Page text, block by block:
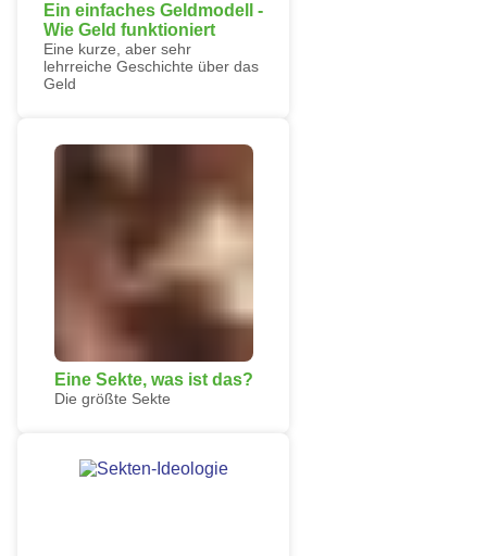
Ein einfaches Geldmodell -
Wie Geld funktioniert
Eine kurze, aber sehr
lehrreiche Geschichte über das
Geld
Eine Sekte, was ist das?
Die größte Sekte